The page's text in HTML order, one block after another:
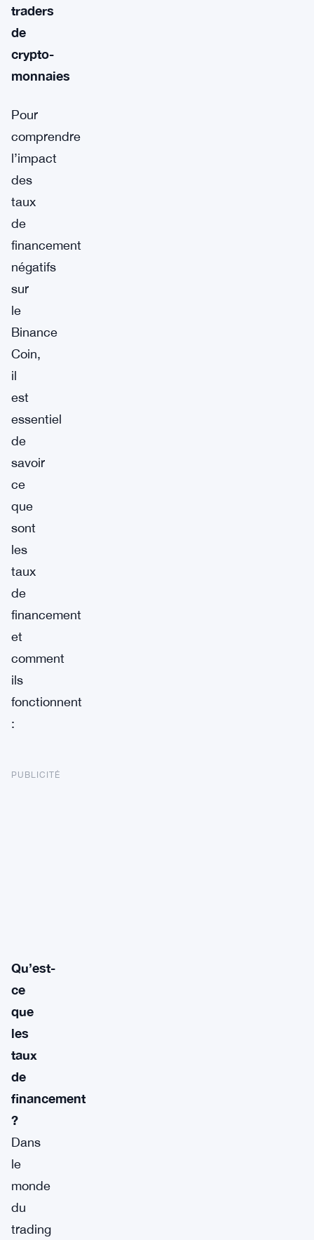
traders
de
crypto-
monnaies
Pour
comprendre
l’impact
des
taux
de
financement
négatifs
sur
le
Binance
Coin,
il
est
essentiel
de
savoir
ce
que
sont
les
taux
de
financement
et
comment
ils
fonctionnent
:
PUBLICITÉ
Qu’est-
ce
que
les
taux
de
financement
?
Dans
le
monde
du
trading